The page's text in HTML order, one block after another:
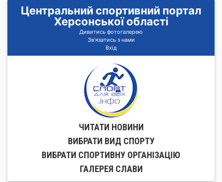
Центральний спортивний портал
Херсонської області
Дивитись фотогалерею
Зв'язатись з нами
Вхід
ЧИТАТИ НОВИНИ
ВИБРАТИ ВИД СПОРТУ
ВИБРАТИ СПОРТИВНУ ОРГАНIЗАЦIЮ
ГАЛЕРЕЯ СЛАВИ